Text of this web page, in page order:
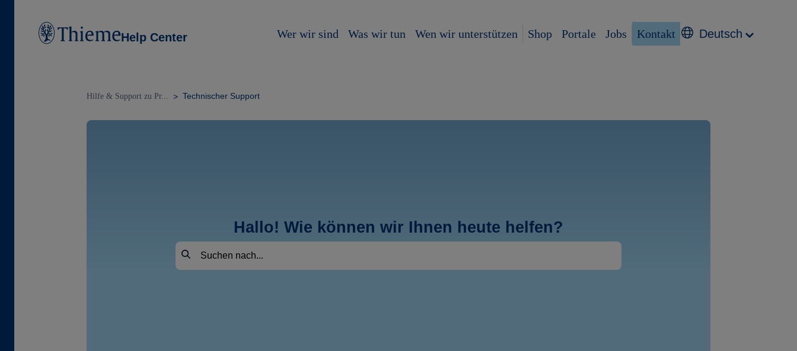
Help Center Wer wir sind Was wir tun Wen wir unterstützen Shop Portale Jobs Kontakt Deutsch
Hilfe & Support zu Pr... Technischer Support
Hallo! Wie können wir Ihnen heute helfen?